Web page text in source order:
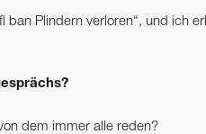
ban Plindern verloren“, und ich
dem immer alle reden?